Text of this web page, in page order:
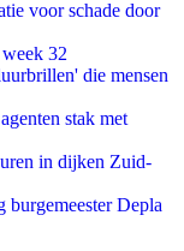
voor schade door
32
die mensen
stak met
in dijken Zuid-
burgemeester Depla